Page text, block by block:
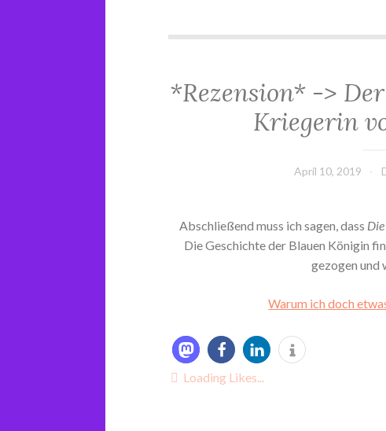
*Rezension* ->
Kriegerin
April 10, 2019
Abschließend muss ich sagen, dass
Die Geschichte der Blauen Königin
gezogen und
Warum ich doch
Loading Likes...